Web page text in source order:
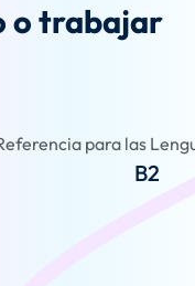
o trabajar
para las
B2